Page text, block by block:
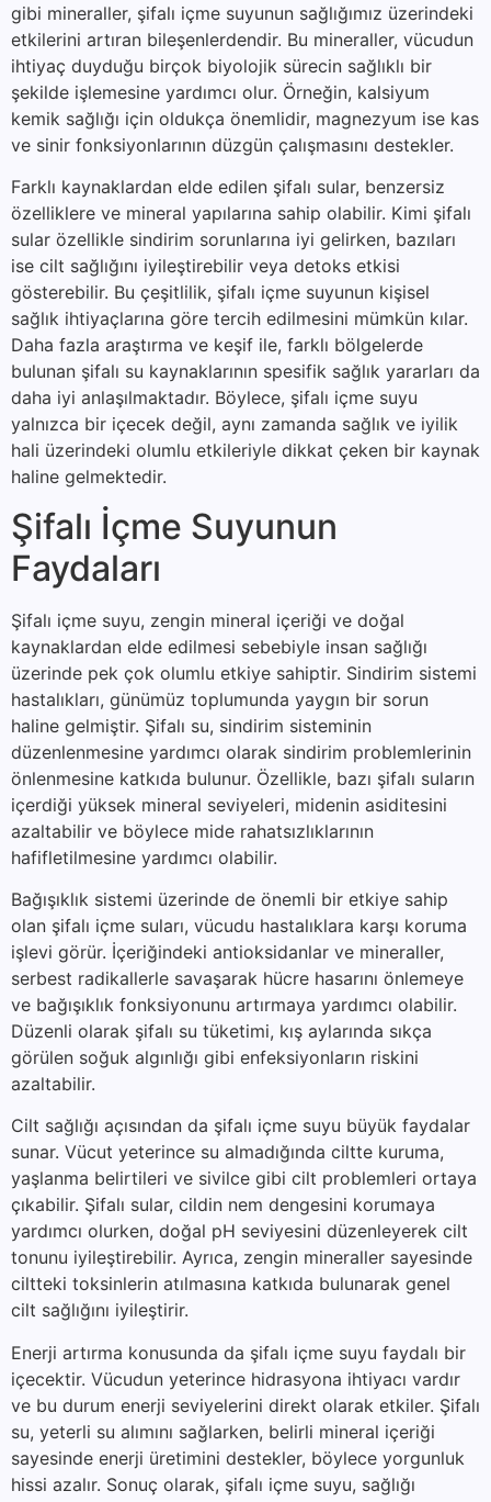
gibi mineraller, şifalı içme suyunun sağlığımız üzerindeki
etkilerini artıran bileşenlerdendir. Bu mineraller, vücudun
ihtiyaç duyduğu birçok biyolojik sürecin sağlıklı bir
şekilde işlemesine yardımcı olur. Örneğin, kalsiyum
kemik sağlığı için oldukça önemlidir, magnezyum ise kas
ve sinir fonksiyonlarının düzgün çalışmasını destekler.
Farklı kaynaklardan elde edilen şifalı sular, benzersiz
özelliklere ve mineral yapılarına sahip olabilir. Kimi şifalı
sular özellikle sindirim sorunlarına iyi gelirken, bazıları
ise cilt sağlığını iyileştirebilir veya detoks etkisi
gösterebilir. Bu çeşitlilik, şifalı içme suyunun kişisel
sağlık ihtiyaçlarına göre tercih edilmesini mümkün kılar.
Daha fazla araştırma ve keşif ile, farklı bölgelerde
bulunan şifalı su kaynaklarının spesifik sağlık yararları da
daha iyi anlaşılmaktadır. Böylece, şifalı içme suyu
yalnızca bir içecek değil, aynı zamanda sağlık ve iyilik
hali üzerindeki olumlu etkileriyle dikkat çeken bir kaynak
haline gelmektedir.
Şifalı İçme Suyunun
Faydaları
Şifalı içme suyu, zengin mineral içeriği ve doğal
kaynaklardan elde edilmesi sebebiyle insan sağlığı
üzerinde pek çok olumlu etkiye sahiptir. Sindirim sistemi
hastalıkları, günümüz toplumunda yaygın bir sorun
haline gelmiştir. Şifalı su, sindirim sisteminin
düzenlenmesine yardımcı olarak sindirim problemlerinin
önlenmesine katkıda bulunur. Özellikle, bazı şifalı suların
içerdiği yüksek mineral seviyeleri, midenin asiditesini
azaltabilir ve böylece mide rahatsızlıklarının
hafifletilmesine yardımcı olabilir.
Bağışıklık sistemi üzerinde de önemli bir etkiye sahip
olan şifalı içme suları, vücudu hastalıklara karşı koruma
işlevi görür. İçeriğindeki antioksidanlar ve mineraller,
serbest radikallerle savaşarak hücre hasarını önlemeye
ve bağışıklık fonksiyonunu artırmaya yardımcı olabilir.
Düzenli olarak şifalı su tüketimi, kış aylarında sıkça
görülen soğuk algınlığı gibi enfeksiyonların riskini
azaltabilir.
Cilt sağlığı açısından da şifalı içme suyu büyük faydalar
sunar. Vücut yeterince su almadığında ciltte kuruma,
yaşlanma belirtileri ve sivilce gibi cilt problemleri ortaya
çıkabilir. Şifalı sular, cildin nem dengesini korumaya
yardımcı olurken, doğal pH seviyesini düzenleyerek cilt
tonunu iyileştirebilir. Ayrıca, zengin mineraller sayesinde
ciltteki toksinlerin atılmasına katkıda bulunarak genel
cilt sağlığını iyileştirir.
Enerji artırma konusunda da şifalı içme suyu faydalı bir
içecektir. Vücudun yeterince hidrasyona ihtiyacı vardır
ve bu durum enerji seviyelerini direkt olarak etkiler. Şifalı
su, yeterli su alımını sağlarken, belirli mineral içeriği
sayesinde enerji üretimini destekler, böylece yorgunluk
hissi azalır. Sonuç olarak, şifalı içme suyu, sağlığı